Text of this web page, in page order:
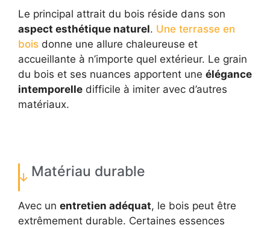
Le principal attrait du bois réside dans son
aspect esthétique naturel. Une terrasse en
bois donne une allure chaleureuse et
accueillante à n’importe quel extérieur. Le grain
du bois et ses nuances apportent une élégance
intemporelle difficile à imiter avec d’autres
matériaux.
Matériau durable
Avec un entretien adéquat, le bois peut être
extrêmement durable. Certaines essences